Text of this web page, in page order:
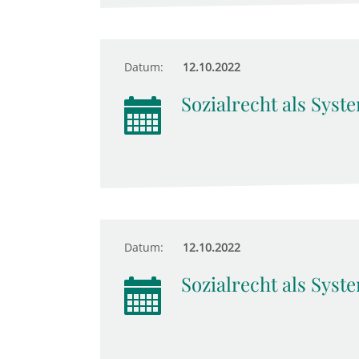
Datum: 12.10.2022
Sozialrecht als
Datum: 12.10.2022
Sozialrecht als